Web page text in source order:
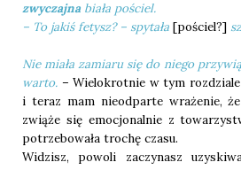
zwyczajna biała pościel.
– To jakiś fetysz? – spytała [pościel?]
Nie miała zamiaru się do niego
warto. – Wielokrotnie w tym
i teraz mam nieodparte wrażenie,
zwiąże się emocjonalnie z
potrzebowała trochę czasu.
Widzisz, powoli zaczynasz